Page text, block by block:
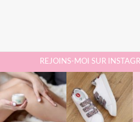
REJOINS-MOI SUR